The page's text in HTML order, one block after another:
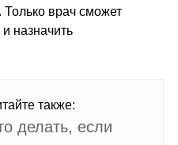
Только врач сможет
назначить
также:
делать, если